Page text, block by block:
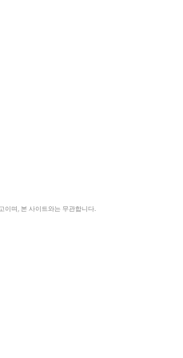
이며, 본 사이트와는 무관합니다.